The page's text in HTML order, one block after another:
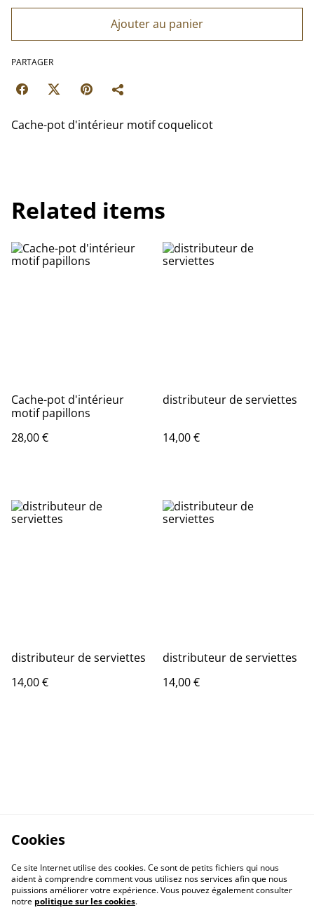
Ajouter au panier
PARTAGER
Cache-pot d'intérieur motif coquelicot
Related items
Cache-pot d'intérieur
motif papillons
28,00 €
distributeur de serviettes
14,00 €
distributeur de serviettes
14,00 €
distributeur de serviettes
14,00 €
Contactez-nous
Cookies
Ce site Internet utilise des cookies. Ce sont de petits fichiers qui nous
aident à comprendre comment vous utilisez nos services afin que nous
puissions améliorer votre expérience. Vous pouvez également consulter
notre politique sur les cookies.